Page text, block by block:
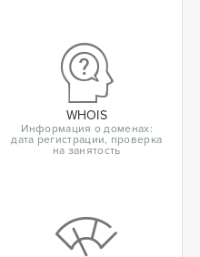
WHOIS
Информация о доменах:
дата регистрации, проверка
на занятость